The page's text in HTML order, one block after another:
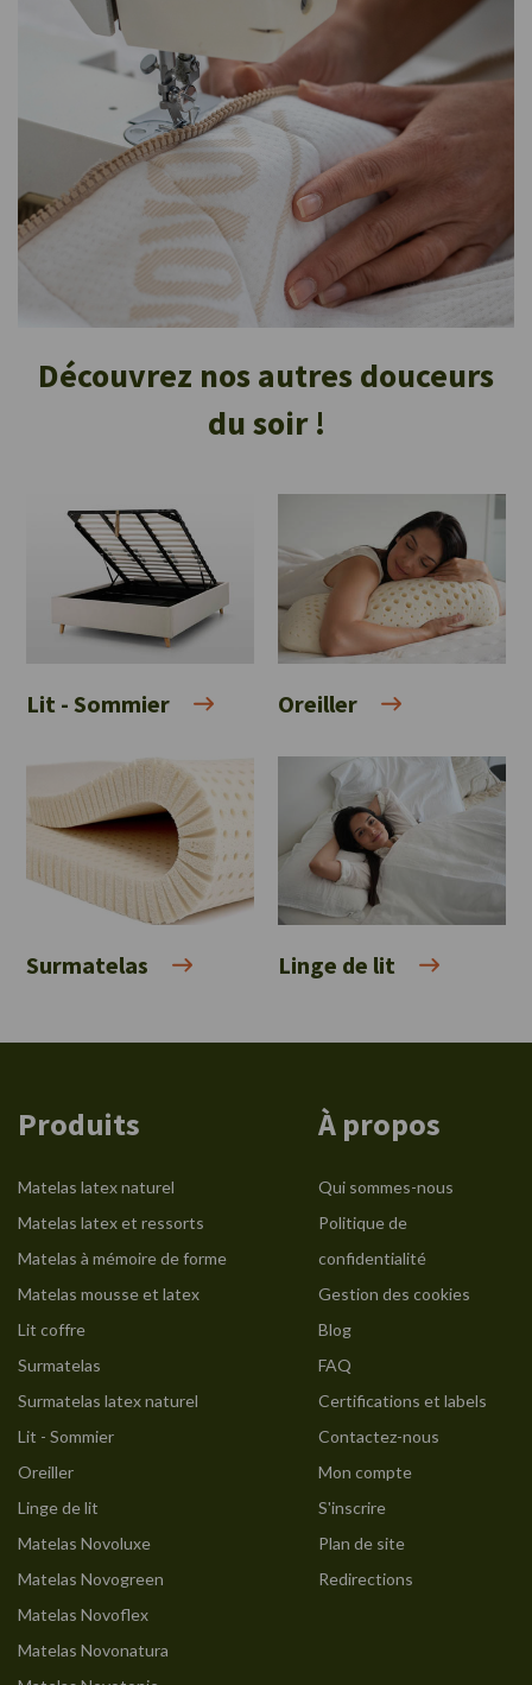
Découvrez nos autres douceurs
du soir !
Lit - Sommier Oreiller
Surmatelas Linge de lit
Produits
Matelas latex naturel
Matelas latex et ressorts
Matelas à mémoire de forme
Matelas mousse et latex
Lit coffre
Surmatelas
Surmatelas latex naturel
Lit - Sommier
Oreiller
Linge de lit
Matelas Novoluxe
Matelas Novogreen
Matelas Novoflex
Matelas Novonatura
À propos
Qui sommes-nous
Politique de
confidentialité
Gestion des cookies
Blog
FAQ
Certifications et labels
Contactez-nous
Mon compte
S'inscrire
Plan de site
Redirections